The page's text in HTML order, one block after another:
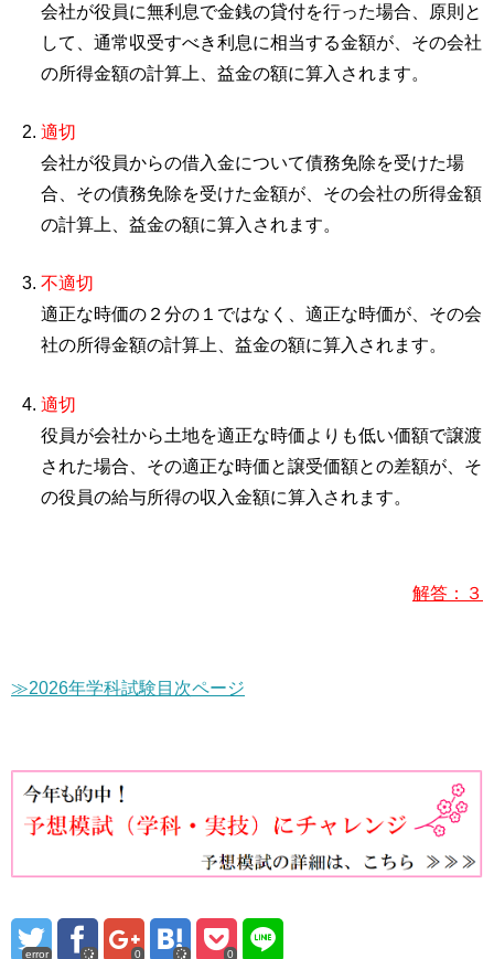
会社が役員に無利息で金銭の貸付を行った場合、原則と
して、通常収受すべき利息に相当する金額が、その会社
の所得金額の計算上、益金の額に算入されます。
適切
会社が役員からの借入金について債務免除を受けた場
合、その債務免除を受けた金額が、その会社の所得金額
の計算上、益金の額に算入されます。
不適切
適正な時価の２分の１ではなく、適正な時価が、その会
社の所得金額の計算上、益金の額に算入されます。
適切
役員が会社から土地を適正な時価よりも低い価額で譲渡
された場合、その適正な時価と譲受価額との差額が、そ
の役員の給与所得の収入金額に算入されます。
解答：３
≫2026年学科試験目次ページ
error 0 0